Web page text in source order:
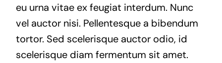
eu urna vitae ex feugiat interdum. Nunc
vel auctor nisi. Pellentesque a bibendum
tortor. Sed scelerisque auctor odio, id
scelerisque diam fermentum sit amet.